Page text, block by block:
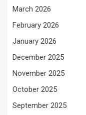
March 2026
February 2026
January 2026
December 2025
November 2025
October 2025
September 2025